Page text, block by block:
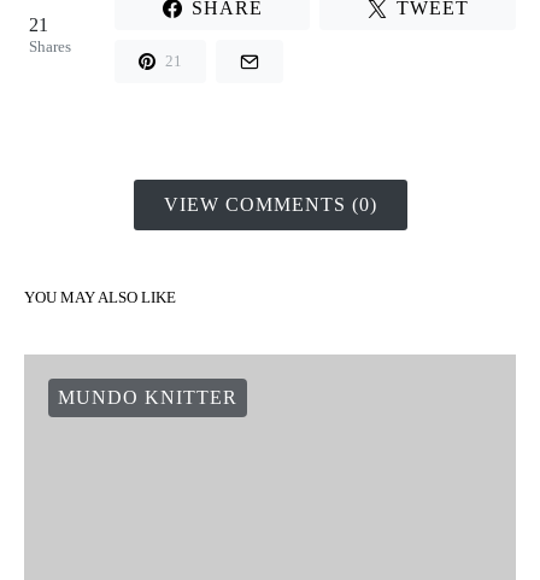
21
Shares
SHARE TWEET
21
VIEW COMMENTS (0)
YOU MAY ALSO LIKE
MUNDO KNITTER